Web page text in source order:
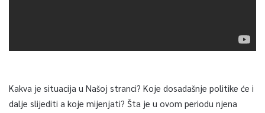
Kakva je situacija u Našoj stranci? Koje dosadašnje politike će i
dalje slijediti a koje mijenjati? Šta je u ovom periodu njena